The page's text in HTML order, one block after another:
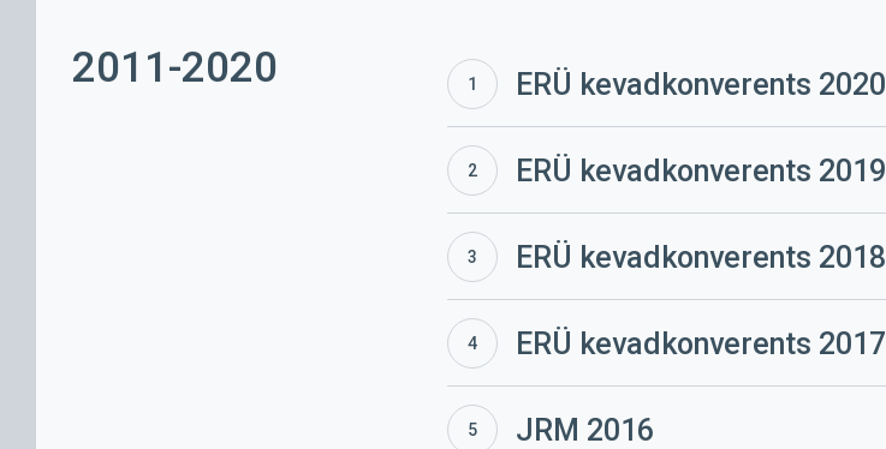
2011-2020
ERÜ
kevadkonverents
2020
ERÜ kevadkonverents 2020
ERÜ
kevadkonverents
2019
ERÜ kevadkonverents 2019
ERÜ
kevadkonverents
2018
ERÜ kevadkonverents 2018
ERÜ
kevadkonverents
2017
ERÜ kevadkonverents 2017
JRM
2016
JRM 2016